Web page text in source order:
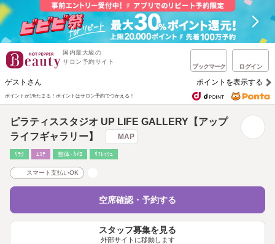
国内最大級の
サロン予約サイト
ブックマーク ログイン
ゲストさん ポイントを表示する
ポイントが1%たまる！ ポイントはサロン予約でつかえる！
ピラティススタジオ UP LIFE GALLERY【アップ
ライフギャラリー】
MAP
ﾘﾗｸ ｴｽﾃ 整体･ｶｲﾛ ﾘﾌﾚｯｼｭ
スマート支払いOK
空席確認・予約する
スタッフ募集を見る
外部サイトに移動します